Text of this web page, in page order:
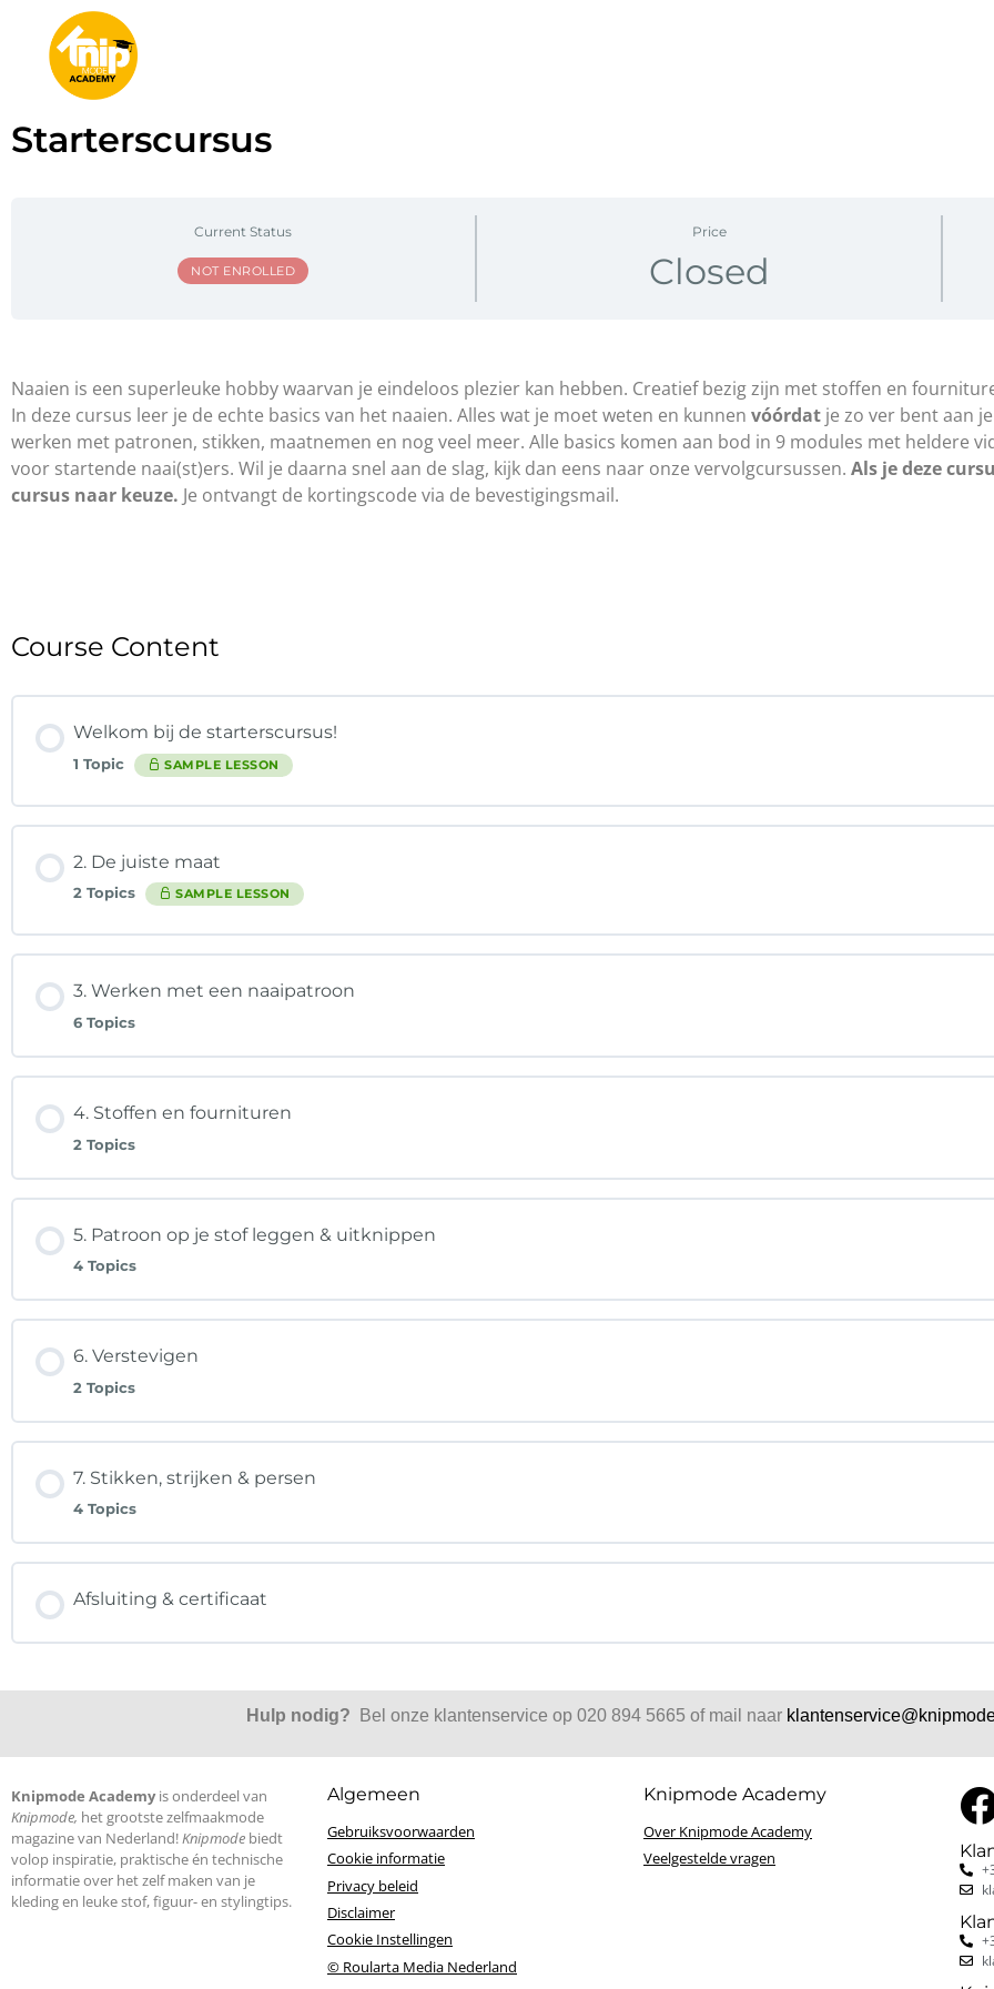
Starterscursus
Current Status
NOT ENROLLED
Price
Closed
Naaien is een superleuke hobby waarvan je eindeloos plezier kan hebben. Creatief bezig zijn met stoffen en
In deze cursus leer je de echte basics van het naaien. Alles wat je moet weten en kunnen vóórdat je zo ver bent aan
werken met patronen, stikken, maatnemen en nog veel meer. Alle basics komen aan bod in 9 modules met heldere
voor startende naai(st)ers. Wil je daarna snel aan de slag, kijk dan eens naar onze vervolgcursussen. Als je deze
cursus naar keuze. Je ontvangt de kortingscode via de bevestigingsmail.
Course Content
Welkom bij de starterscursus!
1 Topic SAMPLE LESSON
2. De juiste maat
2 Topics SAMPLE LESSON
3. Werken met een naaipatroon
6 Topics
4. Stoffen en fournituren
2 Topics
5. Patroon op je stof leggen & uitknippen
4 Topics
6. Verstevigen
2 Topics
7. Stikken, strijken & persen
4 Topics
Afsluiting & certificaat
Hulp nodig? Bel onze klantenservice op 020 894 5665 of mail naar
Knipmode Academyis onderdeel van
Knipmode, het grootste zelfmaakmode
magazine van Nederland!Knipmode biedt
volop inspiratie, praktische én technische
informatie over het zelf maken van je
kleding en leuke stof, figuur- en stylingtips.
Algemeen
Gebruiksvoorwaarden
Cookie informatie
Privacy beleid
Disclaimer
Cookie Instellingen
© Roularta Media Nederland
Knipmode Academy
Over Knipmode Academy
Veelgestelde vragen